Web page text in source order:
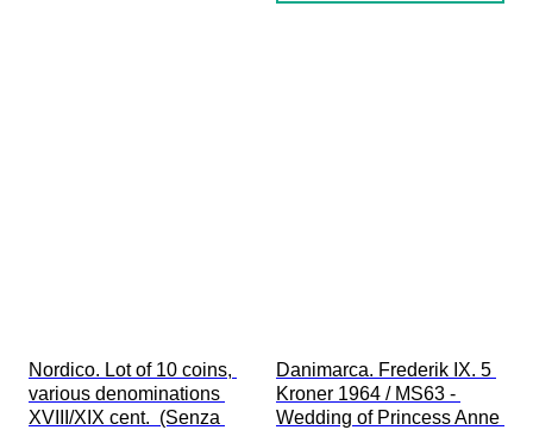
Nordico. Lot of 10 coins,
various denominations
XVIII/XIX cent.  (Senza
Danimarca. Frederik IX. 5
Kroner 1964 / MS63 -
Wedding of Princess Anne